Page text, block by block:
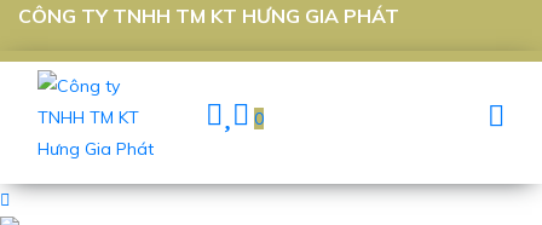
CÔNG TY TNHH TM KT HƯNG GIA PHÁT
0